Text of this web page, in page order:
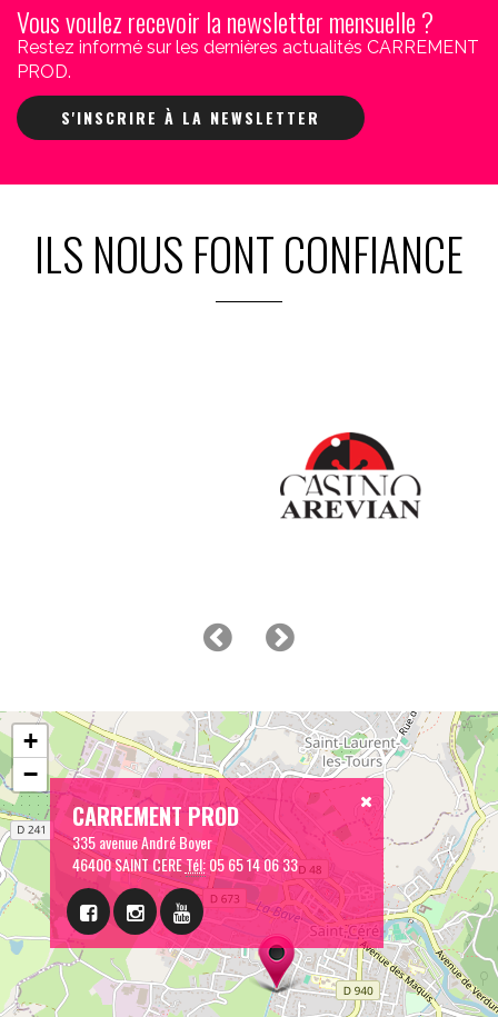
Vous voulez recevoir la newsletter mensuelle ?
Restez informé sur les dernières actualités CARREMENT
PROD.
S'INSCRIRE À LA NEWSLETTER
ILS NOUS FONT CONFIANCE
CARREMENT PROD
335 avenue André Boyer
46400 SAINT CERETél:05 65 14 06 33
+
−